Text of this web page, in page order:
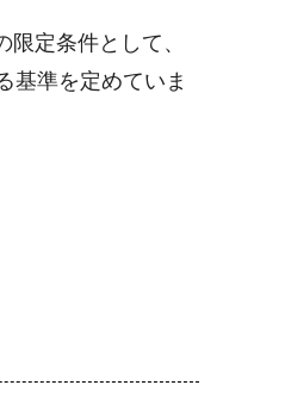
定条件として、
基準を定めていま